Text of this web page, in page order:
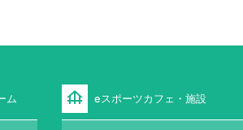
ム foundation eスポーツカフェ・施設